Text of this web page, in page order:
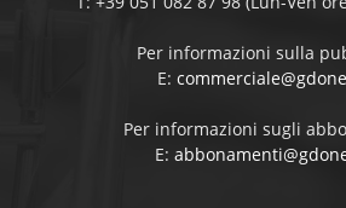
Per informazioni sulla
E:
Per informazioni sugli
E: